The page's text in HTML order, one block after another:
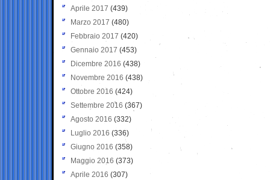
Aprile 2017 (439)
Marzo 2017 (480)
Febbraio 2017 (420)
Gennaio 2017 (453)
Dicembre 2016 (438)
Novembre 2016 (438)
Ottobre 2016 (424)
Settembre 2016 (367)
Agosto 2016 (332)
Luglio 2016 (336)
Giugno 2016 (358)
Maggio 2016 (373)
Aprile 2016 (307)